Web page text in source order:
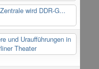
wird DDR-G...
und Uraufführungen in
Theater